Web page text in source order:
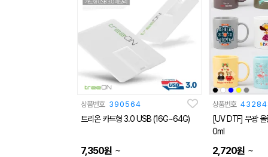
상품번호 390564
트리온 카드형 3.0 USB (16G~64G)
7,350원 ~
상품번호
[UV DTF] 무광
0ml
2,720원 ~